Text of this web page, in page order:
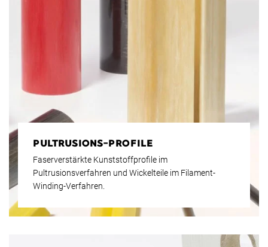
PULTRUSIONS-PROFILE
Faserverstärkte Kunststoffprofile im
Pultrusionsverfahren und Wickelteile im Filament-
Winding-Verfahren.